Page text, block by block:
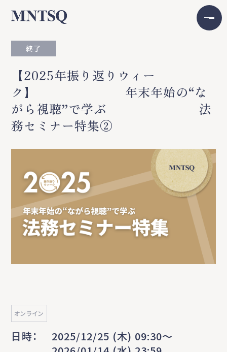
終了
【2025年振り返りウィー
ク】 年末年始の“な
がら視聴”で学ぶ 法
務セミナー特集②
オンライン
日時
2025/12/25 (木) 09:30〜